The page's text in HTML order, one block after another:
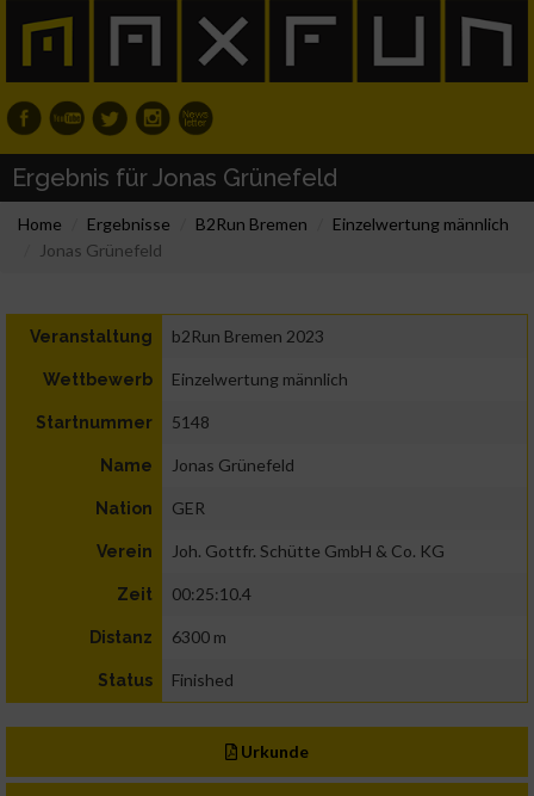
Ergebnis für Jonas Grünefeld
Home Ergebnisse B2Run Bremen
Einzelwertung männlich
Jonas Grünefeld
Veranstaltung b2Run Bremen 2023
Wettbewerb Einzelwertung männlich
Startnummer 5148
Name Jonas Grünefeld
Nation GER
Verein Joh. Gottfr. Schütte GmbH & Co. KG
Zeit 00:25:10.4
Distanz 6300 m
Status Finished
Urkunde